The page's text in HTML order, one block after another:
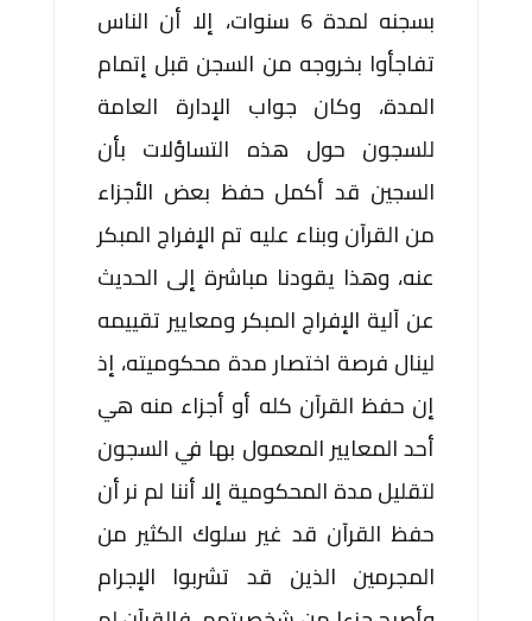
بسجنه لمدة 6 سنوات، إلا أن الناس
تفاجأوا بخروجه من السجن قبل إتمام
المدة، وكان جواب الإدارة العامة
للسجون حول هذه التساؤلات بأن
السجين قد أكمل حفظ بعض الأجزاء
من القرآن وبناء عليه تم الإفراج المبكر
عنه، وهذا يقودنا مباشرة إلى الحديث
عن آلية الإفراج المبكر ومعايير تقييمه
لينال فرصة اختصار مدة محكوميته، إذ
إن حفظ القرآن كله أو أجزاء منه هي
أحد المعايير المعمول بها في السجون
لتقليل مدة المحكومية إلا أننا لم نر أن
حفظ القرآن قد غير سلوك الكثير من
المجرمين الذين قد تشربوا الإجرام